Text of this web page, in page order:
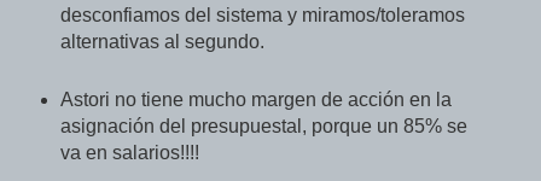
desconfiamos del sistema y miramos/toleramos
alternativas al segundo.
Astori no tiene mucho margen de acción en la
asignación del presupuestal, porque un 85% se
va en salarios!!!!